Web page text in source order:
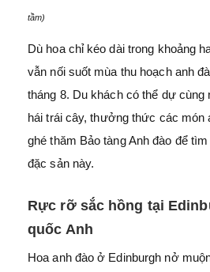
tầm)
Dù hoa chỉ kéo dài trong khoảng
vẫn nối suốt mùa thu hoạch anh
tháng 8. Du khách có thể dự cùng
hái trái cây, thưởng thức các món
ghé thăm Bảo tàng Anh đào để
đặc sản này.
Rực rỡ sắc hồng tại
quốc Anh
Hoa anh đào ở Edinburgh nở